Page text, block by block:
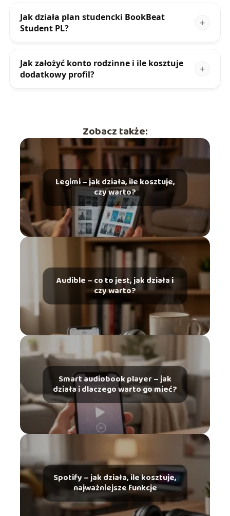
Jak działa plan studencki BookBeat
Student PL?
Jak założyć konto rodzinne i ile kosztuje
dodatkowy profil?
Zobacz także:
Legimi – jak działa, ile kosztuje,
czy warto?
Audible – co to jest, jak działa i
czy warto?
Smart audiobook player – jak
działa i dlaczego warto go mieć?
Spotify – jak działa, ile kosztuje,
najważniejsze funkcje